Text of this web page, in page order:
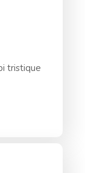
tristique